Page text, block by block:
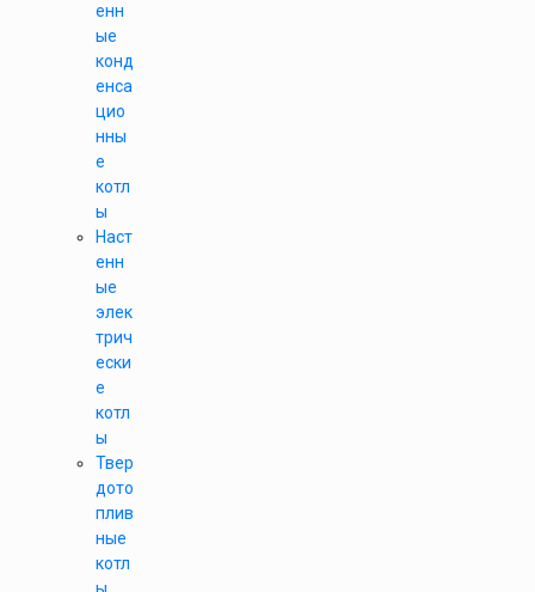
енн
ые
конд
енса
цио
нны
е
котл
ы
Наст
енн
ые
элек
трич
ески
е
котл
ы
Твер
дото
плив
ные
котл